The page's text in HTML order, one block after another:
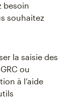
besoin
souhaitez
la saisie des
ou
à l’aide